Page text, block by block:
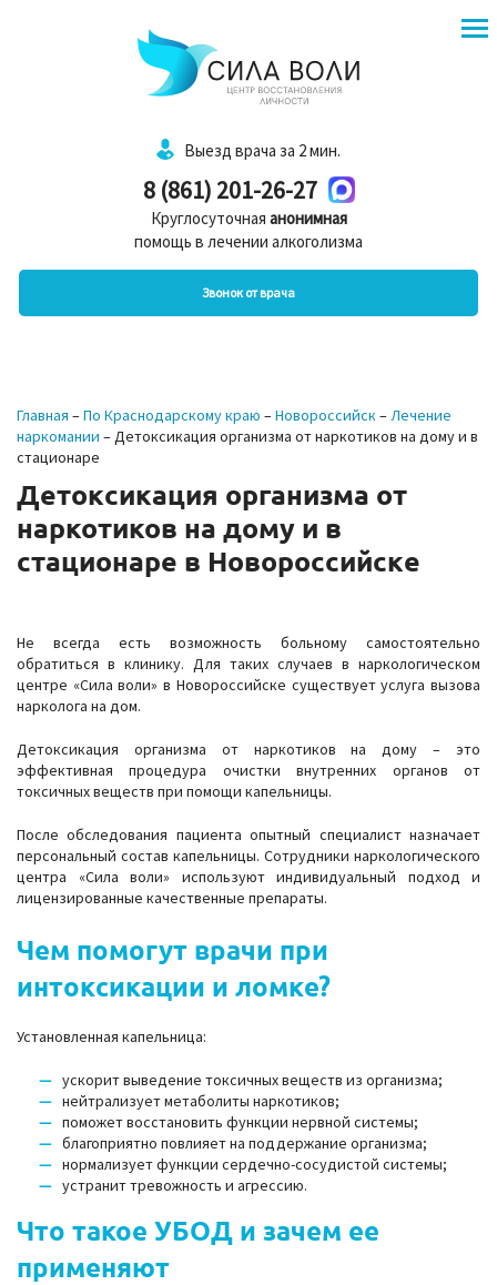
Выезд врача за 2 мин.
8 (861) 201-26-27
Круглосуточная анонимная
помощь в лечении алкоголизма
Звонок от врача
Главная –По Краснодарскому краю –Новороссийск–Лечение
наркомании –Детоксикация организма от наркотиков на дому и в
стационаре
Детоксикация организма от
наркотиков на дому и в
стационаре в Новороссийске
Не всегда есть возможность больному самостоятельно
обратиться в клинику. Для таких случаев в наркологическом
центре «Сила воли» в Новороссийске существует услуга вызова
нарколога на дом.
Детоксикация организма от наркотиков на дому – это
эффективная процедура очистки внутренних органов от
токсичных веществ при помощи капельницы.
После обследования пациента опытный специалист назначает
персональный состав капельницы. Сотрудники наркологического
центра «Сила воли» используют индивидуальный подход и
лицензированные качественные препараты.
Чем помогут врачи при
интоксикации и ломке?
Установленная капельница:
ускорит выведение токсичных веществ из организма;
нейтрализует метаболиты наркотиков;
поможет восстановить функции нервной системы;
благоприятно повлияет на поддержание организма;
нормализует функции сердечно-сосудистой системы;
устранит тревожность и агрессию.
Что такое УБОД и зачем ее
применяют